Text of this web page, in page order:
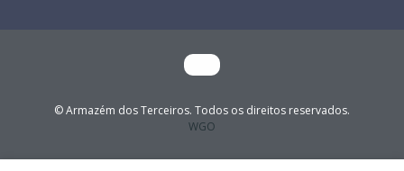
© Armazém dos Terceiros. Todos os direitos reservados.
WGO